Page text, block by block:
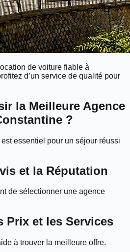
de voiture fiable à
d’un service de qualité pour
la Meilleure Agence
?
essentiel pour un séjour réussi
et la Réputation
de sélectionner une agence
Prix et les Services
à trouver la meilleure offre.